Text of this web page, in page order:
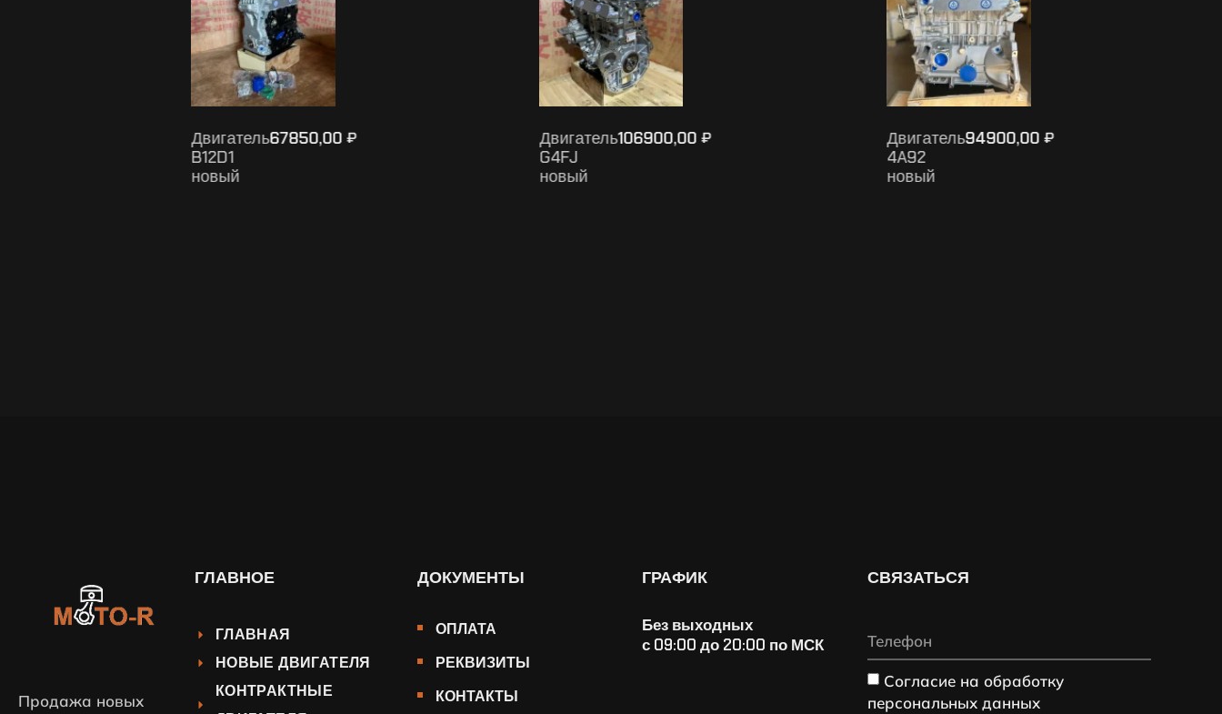
Двигатель
G4FJ
новый
106900,00₽
Двигатель
4A92
новый
94900,00 ₽
АКПП
Opel
Astra
59900,00₽
Продажа новых
ГЛАВНОЕ
ГЛАВНАЯ
НОВЫЕ ДВИГАТЕЛЯ
КОНТРАКТНЫЕ
ДОКУМЕНТЫ
ОПЛАТА
РЕКВИЗИТЫ
КОНТАКТЫ
ГРАФИК
Без выходных
с 09:00 до 20:00 по МСК
СВЯЗАТЬСЯ
Согласие на обработку
персональных данных